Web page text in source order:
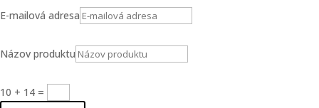
E-mailová adresa
Názov produktu
10 + 14 =